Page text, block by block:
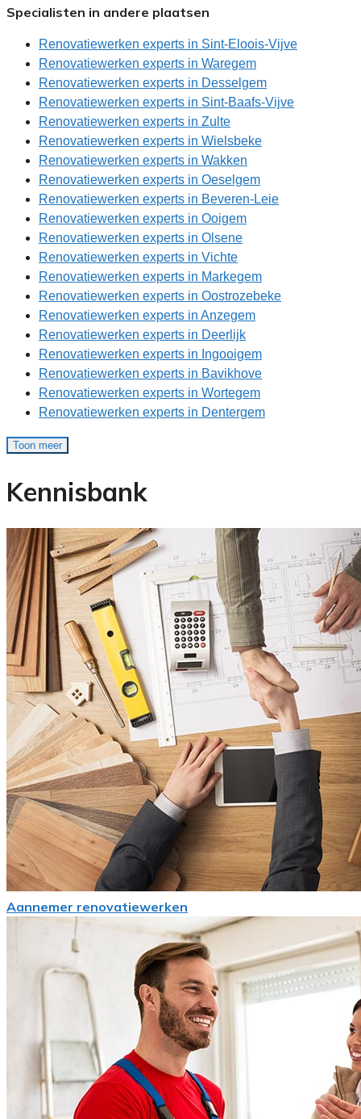
Specialisten in andere plaatsen
Renovatiewerken experts in Sint-Eloois-Vijve
Renovatiewerken experts in Waregem
Renovatiewerken experts in Desselgem
Renovatiewerken experts in Sint-Baafs-Vijve
Renovatiewerken experts in Zulte
Renovatiewerken experts in Wielsbeke
Renovatiewerken experts in Wakken
Renovatiewerken experts in Oeselgem
Renovatiewerken experts in Beveren-Leie
Renovatiewerken experts in Ooigem
Renovatiewerken experts in Olsene
Renovatiewerken experts in Vichte
Renovatiewerken experts in Markegem
Renovatiewerken experts in Oostrozebeke
Renovatiewerken experts in Anzegem
Renovatiewerken experts in Deerlijk
Renovatiewerken experts in Ingooigem
Renovatiewerken experts in Bavikhove
Renovatiewerken experts in Wortegem
Renovatiewerken experts in Dentergem
Toon meer
Kennisbank
Aannemer renovatiewerken